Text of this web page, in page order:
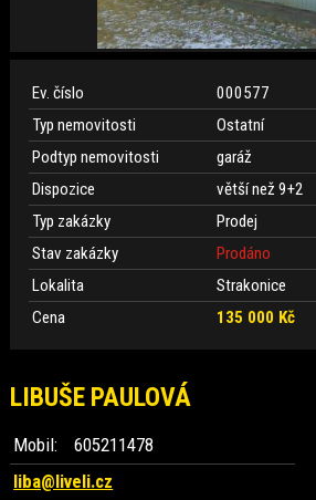
Ev. číslo
000577
Typ nemovitosti
Ostatní
Podtyp nemovitosti
garáž
Dispozice
větší než 9+2
Typ zakázky
Prodej
Stav zakázky
Prodáno
Lokalita
Strakonice
Cena
135 000 Kč
LIBUŠE PAULOVÁ
Mobil:
605211478
liba@liveli.cz